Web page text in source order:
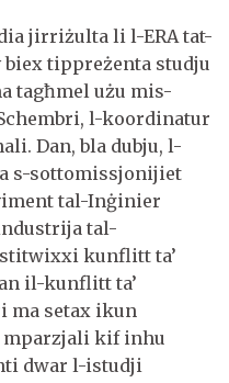
jirriżulta li l-ERA tat-
tippreżenta studju
tagħmel użu mis-
l-koordinatur
Dan, bla dubju, l-
s-sottomissjonijiet
tal-Inġinier
tal-
kunflitt ta’
il-kunflitt ta’
ma setax ikun
kif inhu
dwar l-istudji